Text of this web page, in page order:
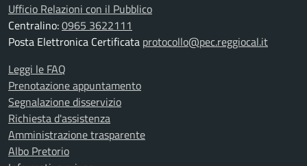
Ufficio Relazioni con il Pubblico
Centralino:0965 3622111
Posta Elettronica Certificata protocollo@pec.reggiocal.it
Leggi le FAQ
Prenotazione appuntamento
Segnalazione disservizio
Richiesta d'assistenza
Amministrazione trasparente
Albo Pretorio